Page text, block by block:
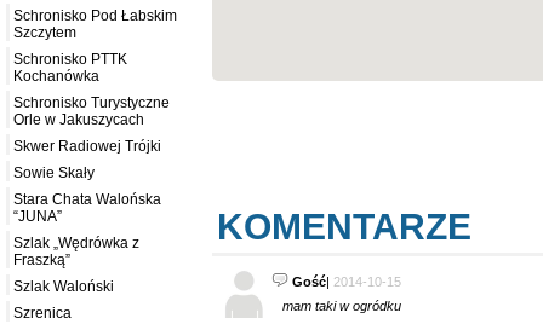
Schronisko Pod Łabskim
Szczytem
Schronisko PTTK
Kochanówka
Schronisko Turystyczne
Orle w Jakuszycach
Skwer Radiowej Trójki
Sowie Skały
Stara Chata Walońska
“JUNA”
Szlak „Wędrówka z
Fraszką”
Szlak Waloński
Szrenica
KOMENTARZE
Gość| 2014-10-15
mam taki w ogródku